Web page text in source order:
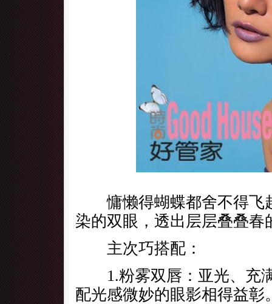
慵懒得蝴蝶都舍不得飞
染的双眼，透出层层叠叠春
主次巧搭配：
1.粉雾双唇：亚光、充
配光感微妙的眼影相得益彰